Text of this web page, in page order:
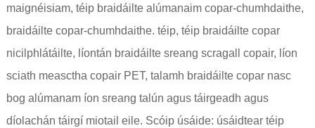
maignéisiam, téip braidáilte alúmanaim copar-chumhdaithe,
braidáilte copar-chumhdaithe. téip, téip braidáilte copar
nicilphlátáilte, líontán braidáilte sreang scragall copair, líon
sciath measctha copair PET, talamh braidáilte copar nasc
bog alúmanam íon sreang talún agus táirgeadh agus
díolachán táirgí miotail eile. Scóip úsáide: úsáidtear téip